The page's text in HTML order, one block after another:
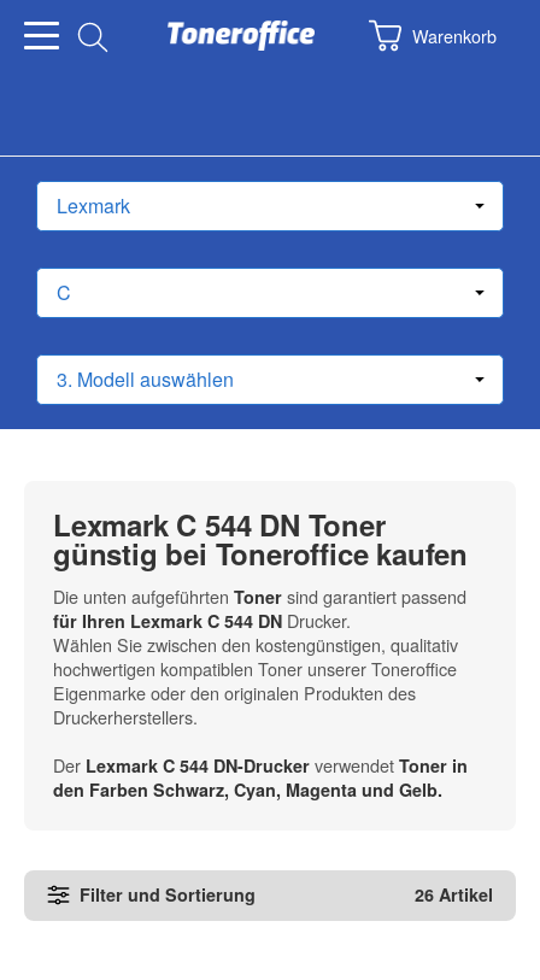
Warenkorb
Lexmark C 544 DN Toner
günstig bei Toneroffice kaufen
Die unten aufgeführten Toner sind garantiert passend
für Ihren Lexmark C 544 DN Drucker.
Wählen Sie zwischen den kostengünstigen, qualitativ
hochwertigen kompatiblen Toner unserer Toneroffice
Eigenmarke oder den originalen Produkten des
Druckerherstellers.
Der Lexmark C 544 DN-Drucker verwendet Toner in
den Farben Schwarz, Cyan, Magenta und Gelb.
Filter und Sortierung 26 Artikel